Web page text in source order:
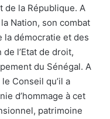
de la République. A
Nation, son combat
démocratie et des
l’Etat de droit,
du Sénégal. A
Conseil qu’il a
d’hommage à cet
patrimoine